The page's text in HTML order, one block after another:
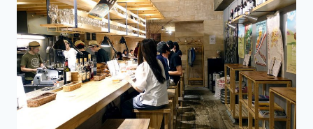
AIRLINES
กรุงเทพ
–
ซัป
โปโร
–
กรุงเทพ